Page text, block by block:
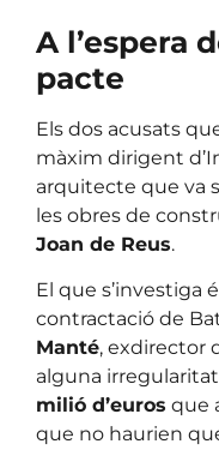
A l’espera
pacte
Els dos acusats
màxim dirigent
arquitecte que va
les obres de
Joan de Reus.
El que s’investiga
contractació de
Manté, exdirector
alguna
milió d’euros que
que no haurien